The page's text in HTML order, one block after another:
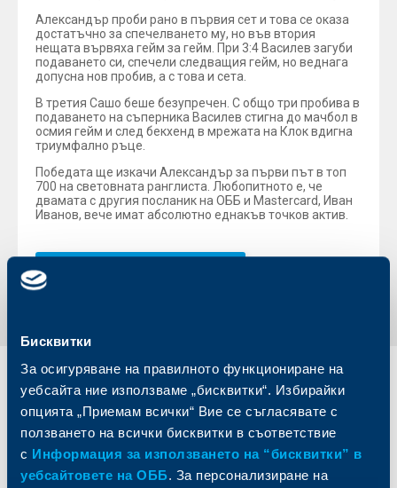
Бисквитки
За осигуряване на правилното функциониране на
уебсайта ние използваме „бисквитки“. Избирайки
опцията „Приемам всички“ Вие се съгласявате с
ползването на всички бисквитки в съответствие
с Информация за използването на “бисквитки” в
уебсайтовете на ОББ. За персонализиране на
Александър проби рано в първия сет и това се оказа
достатъчно за спечелването му, но във втория
нещата вървяха гейм за гейм. При 3:4 Василев загуби
подаването си, спечели следващия гейм, но веднага
допусна нов пробив, а с това и сета.
В третия Сашо беше безупречен. С общо три пробива в
подаването на съперника Василев стигна до мачбол в
осмия гейм и след бекхенд в мрежата на Клок вдигна
триумфално ръце.
Победата ще изкачи Александър за първи път в топ
700 на световната ранглиста. Любопитното е, че
двамата с другия посланик на ОББ и Mastercard, Иван
Иванов, вече имат абсолютно еднакъв точков актив.
Индивидуални
клиенти
Сметки и плащания
Кредити
Бизнес
клиенти
Търговско финансиране